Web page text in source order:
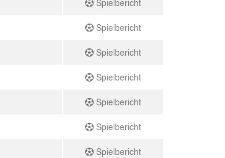
Spielbericht
Spielbericht
Spielbericht
Spielbericht
Spielbericht
Spielbericht
Spielbericht